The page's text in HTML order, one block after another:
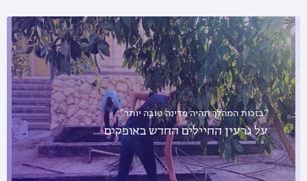
"בזכות המהלך תהיה מדינה טובה יותר":
על גרעין החיילים החדש באופקים